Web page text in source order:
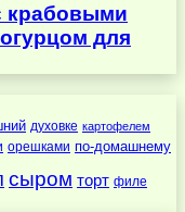
крабовыми
для
духовке картофелем
орешками по-домашнему
сыром торт филе